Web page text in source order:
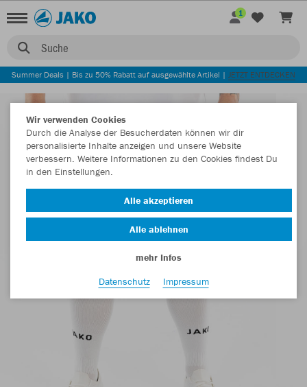
Suche
1
Summer Deals | Bis zu 50% Rabatt auf ausgewählte Artikel | JETZT ENTDECKEN
Wir verwenden Cookies
Durch die Analyse der Besucherdaten können wir dir
personalisierte Inhalte anzeigen und unsere Website
verbessern. Weitere Informationen zu den Cookies findest Du
in den Einstellungen.
Alle akzeptieren
Alle ablehnen
mehr Infos
Datenschutz
Impressum